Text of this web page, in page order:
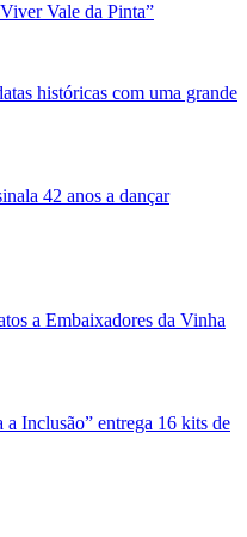
Vale da Pinta”
históricas com uma grande
42 anos a dançar
a Embaixadores da Vinha
a Inclusão” entrega 16 kits de